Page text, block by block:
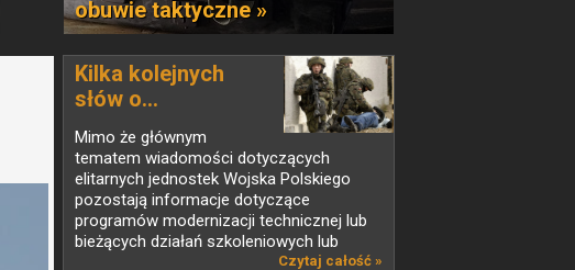
obuwie taktyczne »
Kilka kolejnych
słów o...
Mimo że głównym
tematem wiadomości dotyczących
elitarnych jednostek Wojska Polskiego
pozostają informacje dotyczące
programów modernizacji technicznej lub
bieżących działań szkoleniowych lub
Czytaj całość »